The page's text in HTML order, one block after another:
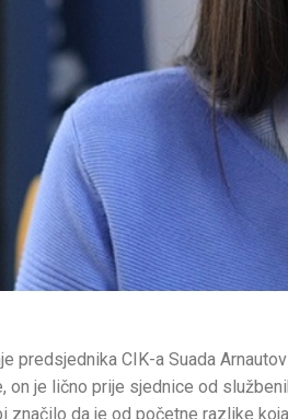
predsjednika CIK-a Suada
on je lično prije sjednice od
značilo da je od početne razlike